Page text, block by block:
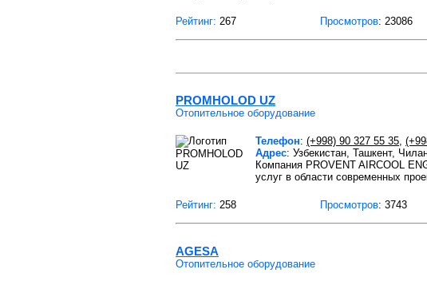
Рейтинг: 267 Просмотров: 23086
PROMHOLOD UZ
Отопительное оборудование
Телефон: (+998) 90 327 55 35,
Адрес: Узбекистан, Ташкент,
Компания PROVENT AIRCOOL
услуг в области современных
Рейтинг: 258 Просмотров: 3743
AGESA
Отопительное оборудование